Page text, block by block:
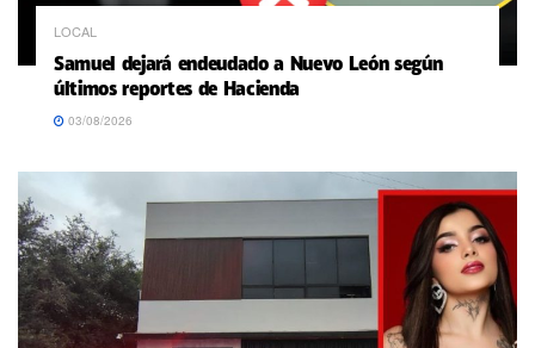
LOCAL
Samuel dejará endeudado a Nuevo León según
últimos reportes de Hacienda
03/08/2026